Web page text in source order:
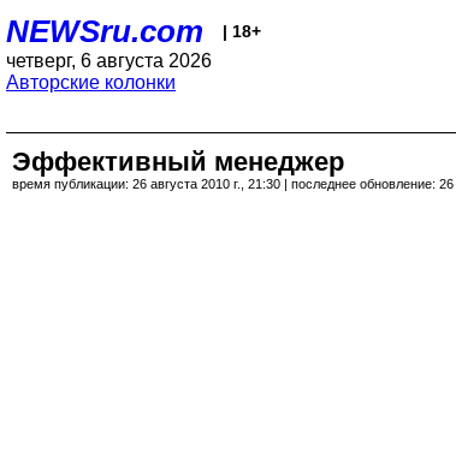
NEWSru.com | 18+
четверг, 6 августа 2026
Авторские колонки
Эффективный менеджер
время публикации: 26 августа 2010 г., 21:30 | последнее обновление: 26